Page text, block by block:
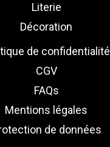
Literie
Décoration
de confidentialité
CGV
FAQs
Mentions légales
de données